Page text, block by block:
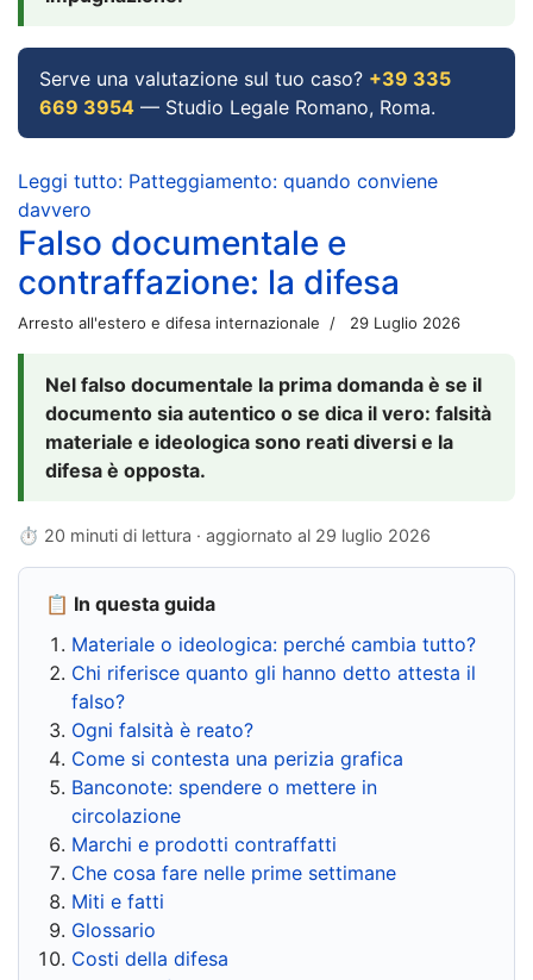
Serve una valutazione sul tuo caso? +39 335
669 3954 — Studio Legale Romano, Roma.
Leggi tutto: Patteggiamento: quando conviene
davvero
Falso documentale e
contraffazione: la difesa
Arresto all'estero e difesa internazionale 29 Luglio 2026
Nel falso documentale la prima domanda è se il
documento sia autentico o se dica il vero: falsità
materiale e ideologica sono reati diversi e la
difesa è opposta.
⏱ 20 minuti di lettura · aggiornato al 29 luglio 2026
📋 In questa guida
Materiale o ideologica: perché cambia tutto?
Chi riferisce quanto gli hanno detto attesta il
falso?
Ogni falsità è reato?
Come si contesta una perizia grafica
Banconote: spendere o mettere in
circolazione
Marchi e prodotti contraffatti
Che cosa fare nelle prime settimane
Miti e fatti
Glossario
Costi della difesa